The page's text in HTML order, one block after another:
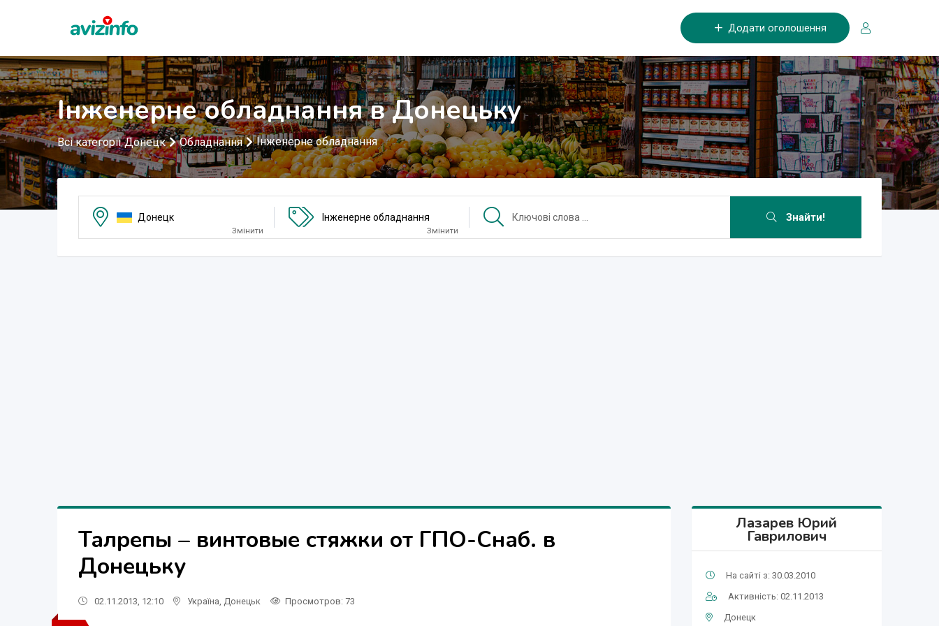
Додати оголошення
Інженерне обладнання в Донецьку
Всі категорії Донецк Обладнання Інженерне обладнання
Донецк
Змінити
Інженерне обладнання
Змінити
Знайти!
Талрепы – винтовые стяжки от ГПО-Снаб. в
Донецьку
02.11.2013, 12:10 Україна Донецьк Просмотров: 73
Лазарев Юрий
Гаврилович
На сайті з: 30.03.2010
Активність: 02.11.2013
Донецк